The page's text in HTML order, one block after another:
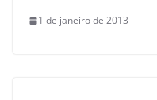
1 de janeiro de 2013